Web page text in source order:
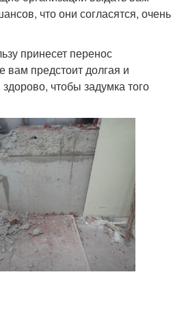
что они согласятся, очень
принесет перенос
вам предстоит долгая и
чтобы задумка того